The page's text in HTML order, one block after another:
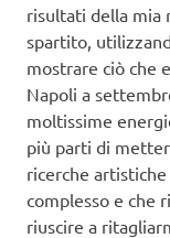
risultati della mia
spartito,
mostrare ciò che
Napoli a
moltissime
più parti di
ricerche
complesso e che
riuscire a